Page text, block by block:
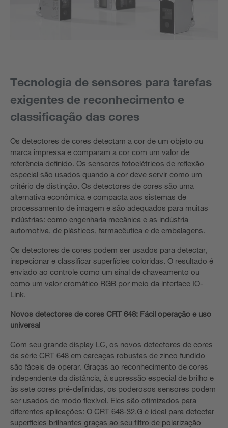
Tecnologia de sensores para tarefas
exigentes de reconhecimento e
classificação das cores
Os detectores de cores detectam a cor de um objeto ou
marca impressa e comparam a cor com um valor de
referência definido. Os sensores fotoelétricos de reflexão
especial são usados quando a cor deve servir como um
critério de distinção. Os detectores de cores são uma
alternativa econômica e compacta aos sistemas de
processamento de imagem e são adequados para muitas
indústrias: como engenharia mecânica e as indústria
automotiva, de plásticos, farmacêutica e de embalagens.
Os detectores de cores podem ser usados para detectar,
inspecionar e classificar superfícies coloridas. O resultado é
enviado ao controle como um sinal de chaveamento ou
como um valor cromático RGB por meio da interface IO-
Link.
Novos detectores de cores CRT 648: Fácil operação e uso
universal
Com seu grande display LC, os novos detectores de cores
da série CRT 648 em carcaças robustas de zinco fundido
são fáceis de operar. Graças ao reconhecimento de cores
independente da distância, à supressão especial de brilho e
às sete cores pré-definidas, os poderosos sensores podem
ser usados de modo flexível. Eles são otimizados para
diferentes aplicações: O CRT 648-32.G é ideal para detectar
superfícies brilhantes graças ao seu filtro de polarização